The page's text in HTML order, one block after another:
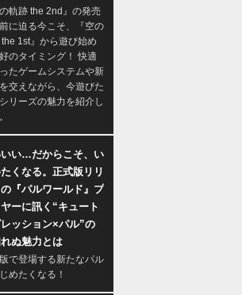
の軌跡 the 2nd』の発売
に迫る今こそ、『空の
1st』から遊び始め
のタイミング！ 快適
たゲームシステムや新
交えながら、今遊びた
リーズの魅力を紹介し
い…だからこそ、い
たくなる。正式版リリ
『パルワールド』プ
ーに訊く“キュート
ッション×パル”の
ぬ魅力とは
で登場する新たなパル
めたくなる！